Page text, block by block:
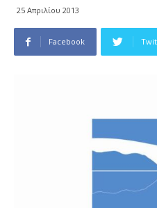
25 Απριλίου 2013
Facebook